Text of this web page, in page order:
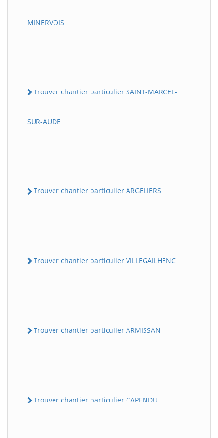
MINERVOIS
Trouver chantier particulier SAINT-MARCEL-
SUR-AUDE
Trouver chantier particulier ARGELIERS
Trouver chantier particulier VILLEGAILHENC
Trouver chantier particulier ARMISSAN
Trouver chantier particulier CAPENDU